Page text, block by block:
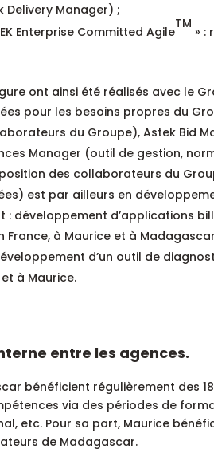
Manager) ;
Enterprise Committed Agile
TM
» :
ont ainsi été réalisés avec le
pour les besoins propres du
du Groupe), Astek Bid
Manager (outil de gestion,
des collaborateurs du
est par ailleurs en
: développement d’applications
à Maurice et à
d’un outil de
à Maurice.
entre les agences.
bénéficient régulièrement des
via des périodes de
etc. Pour sa part, Maurice
de Madagascar.